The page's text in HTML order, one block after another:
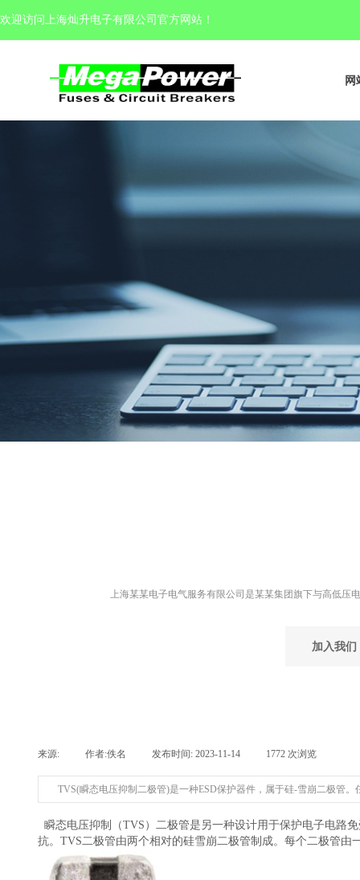
欢迎访问上海灿升电子有限公司官方网站 ！
网
上海某某电子电气服务有限公司是某某集团旗下与高低压
加入我们
来源: 作者:佚名 发布时间: 2023-11-14 1772 次浏览
TVS(瞬态电压抑制二极管)是一种ESD保护器件，属于硅-雪崩二极管
瞬态电压抑制（TVS）二极管是另一种设计用于保护电子电路
抗。TVS二极管由两个相对的硅雪崩二极管制成。每个二极管由